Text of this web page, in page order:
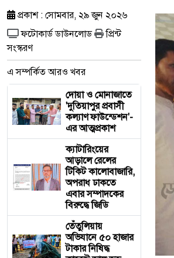
প্রকাশ : সোমবার, ২৯ জুন ২০২৬
ফটোকার্ড ডাউনলোড
প্রিন্ট
সংস্করণ
এ সম্পর্কিত আরও খবর
দোয়া ও মোনাজাতে
'দুতিয়াপুর প্রবাসী
কল্যাণ ফাউন্ডেশন'-
এর আত্মপ্রকাশ
ক্যাটারিংয়ের
আড়ালে রেলের
টিকিট কালোবাজারি,
অপরাধ ঢাকতে
এবার সম্পাদকের
বিরুদ্ধে জিডি
তেঁতুলিয়ায়
অভিযানে ৫০ হাজার
টাকার নিষিদ্ধ